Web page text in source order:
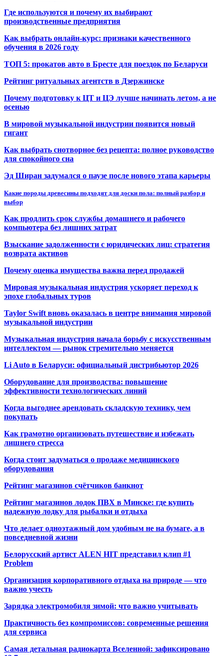
Где используются и почему их выбирают
производственные предприятия
Как выбрать онлайн-курс: признаки качественного
обучения в 2026 году
ТОП 5: прокатов авто в Бресте для поездок по Беларуси
Рейтинг ритуальных агентств в Дзержинске
Почему подготовку к ЦТ и ЦЭ лучше начинать летом, а не
осенью
В мировой музыкальной индустрии появится новый
гигант
Как выбрать снотворное без рецепта: полное руководство
для спокойного сна
Эд Ширан задумался о паузе после нового этапа карьеры
Какие породы древесины подходят для доски пола: полный разбор и
выбор
Как продлить срок службы домашнего и рабочего
компьютера без лишних затрат
Взыскание задолженности с юридических лиц: стратегия
возврата активов
Почему оценка имущества важна перед продажей
Мировая музыкальная индустрия ускоряет переход к
эпохе глобальных туров
Taylor Swift вновь оказалась в центре внимания мировой
музыкальной индустрии
Музыкальная индустрия начала борьбу с искусственным
интеллектом — рынок стремительно меняется
Li Auto в Беларуси: официальный дистрибьютор 2026
Оборудование для производства: повышение
эффективности технологических линий
Когда выгоднее арендовать складскую технику, чем
покупать
Как грамотно организовать путешествие и избежать
лишнего стресса
Когда стоит задуматься о продаже медицинского
оборудования
Рейтинг магазинов счётчиков банкнот
Рейтинг магазинов лодок ПВХ в Минске: где купить
надежную лодку для рыбалки и отдыха
Что делает одноэтажный дом удобным не на бумаге, а в
повседневной жизни
Белорусский артист ALEN HIT представил клип #1
Problem
Организация корпоративного отдыха на природе — что
важно учесть
Зарядка электромобиля зимой: что важно учитывать
Практичность без компромиссов: современные решения
для сервиса
Самая детальная радиокарта Вселенной: зафиксировано